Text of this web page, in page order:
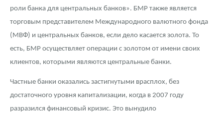
роли банка для центральных банков». БМР также является
торговым представителем Международного валютного фонда
(МВФ) и центральных банков, если дело касается золота. То
есть, БМР осуществляет операции с золотом от имени своих
клиентов, которыми являются центральные банки.
Частные банки оказались застигнутыми врасплох, без
достаточного уровня капитализации, когда в 2007 году
разразился финансовый кризис. Это вынудило